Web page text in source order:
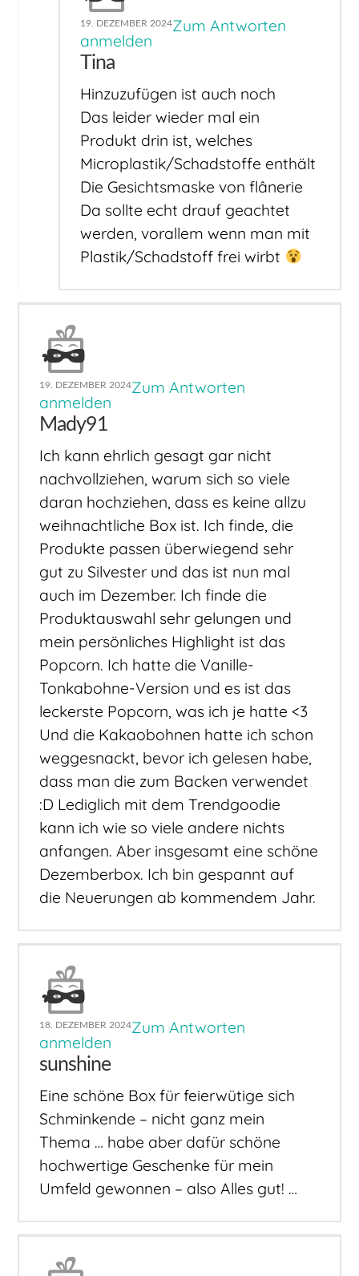
19. DEZEMBER 2024Zum Antworten
anmelden
Tina
Hinzuzufügen ist auch noch
Das leider wieder mal ein
Produkt drin ist, welches
Microplastik/Schadstoffe enthält
Die Gesichtsmaske von flânerie
Da sollte echt drauf geachtet
werden, vorallem wenn man mit
Plastik/Schadstoff frei wirbt
19. DEZEMBER 2024Zum Antworten
anmelden
Mady91
Ich kann ehrlich gesagt gar nicht
nachvollziehen, warum sich so viele
daran hochziehen, dass es keine allzu
weihnachtliche Box ist. Ich finde, die
Produkte passen überwiegend sehr
gut zu Silvester und das ist nun mal
auch im Dezember. Ich finde die
Produktauswahl sehr gelungen und
mein persönliches Highlight ist das
Popcorn. Ich hatte die Vanille-
Tonkabohne-Version und es ist das
leckerste Popcorn, was ich je hatte <3
Und die Kakaobohnen hatte ich schon
weggesnackt, bevor ich gelesen habe,
dass man die zum Backen verwendet
:D Lediglich mit dem Trendgoodie
kann ich wie so viele andere nichts
anfangen. Aber insgesamt eine schöne
Dezemberbox. Ich bin gespannt auf
die Neuerungen ab kommendem Jahr.
18. DEZEMBER 2024Zum Antworten
anmelden
sunshine
Eine schöne Box für feierwütige sich
Schminkende – nicht ganz mein
Thema … habe aber dafür schöne
hochwertige Geschenke für mein
Umfeld gewonnen – also Alles gut! …